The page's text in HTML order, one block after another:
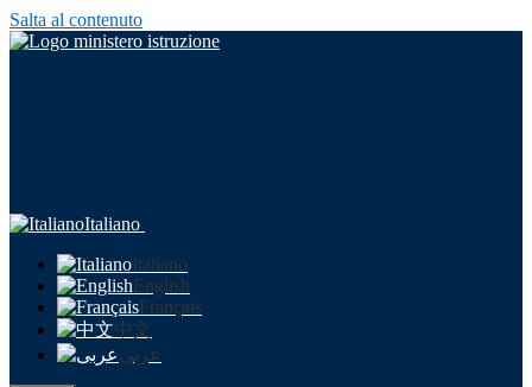
Salta al contenuto
Italiano
Italiano
English
Français
中文
عربى